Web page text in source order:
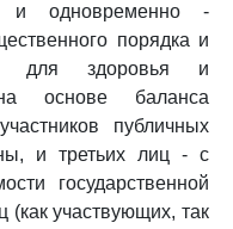
и одновременно -
порядка и
для здоровья и
основе баланса
публичных
и третьих лиц - с
государственной
участвующих, так